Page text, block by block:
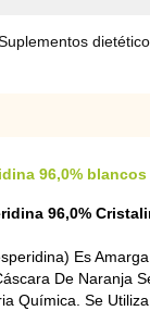
96,0%
96,0%
Es
De Naranja
Química. Se